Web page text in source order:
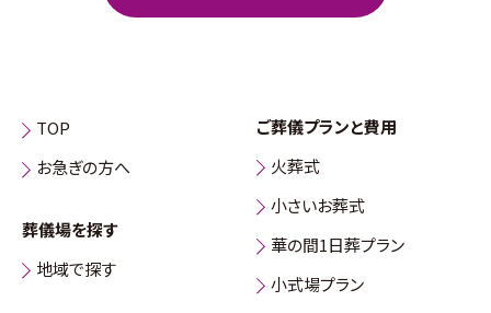
TOP
お急ぎの方へ
葬儀場を探す
地域で探す
ご葬儀プランと費用
火葬式
小さいお葬式
華の間1日葬プラン
小式場プラン